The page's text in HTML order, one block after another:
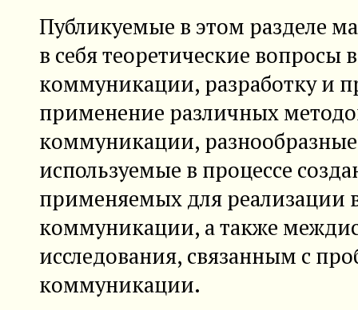
Публикуемые в этом разделе
в себя теоретические вопросы
коммуникации, разработку и
применение различных
коммуникации,
используемые в процессе
применяемых для реализации
коммуникации, а также
исследования, связанным с
коммуникации.